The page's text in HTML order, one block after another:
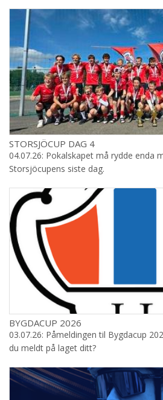
STORSJÖCUP DAG 4
04.07.26: Pokalskapet må rydde enda
Storsjöcupens siste dag.
BYGDACUP 2026
03.07.26: Påmeldingen til Bygdacup
du meldt på laget ditt?